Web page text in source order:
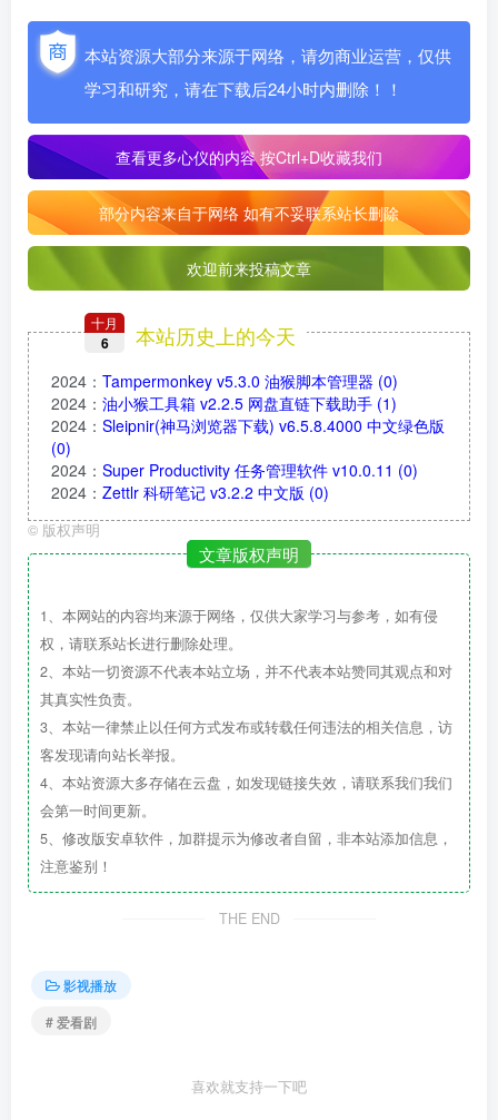
本站资源大部分来源于网络，请勿商业运营，仅供
学习和研究，请在下载后24小时内删除！！
查看更多心仪的内容按Ctrl+D收藏我们
部分内容来自于网络 如有不妥联系站长删除
欢迎前来投稿文章
十月
6 本站历史上的今天
2024 ： Tampermonkey v5.3.0 油猴脚本管理器 (0)
2024 ： 油小猴工具箱 v2.2.5 网盘直链下载助手 (1)
2024 ： Sleipnir(神马浏览器下载) v6.5.8.4000 中文绿色版
(0)
2024 ： Super Productivity 任务管理软件 v10.0.11 (0)
2024 ： Zettlr 科研笔记 v3.2.2 中文版 (0)
© 版权声明
文章版权声明
1、本网站的内容均来源于网络，仅供大家学习与参考，如有侵
权，请联系站长进行删除处理。
2、本站一切资源不代表本站立场，并不代表本站赞同其观点和对
其真实性负责。
3、本站一律禁止以任何方式发布或转载任何违法的相关信息，访
客发现请向站长举报。
4、本站资源大多存储在云盘，如发现链接失效，请联系我们我们
会第一时间更新。
5、修改版安卓软件，加群提示为修改者自留，非本站添加信息，
注意鉴别！
THE END
影视播放
# 爱看剧
喜欢就支持一下吧